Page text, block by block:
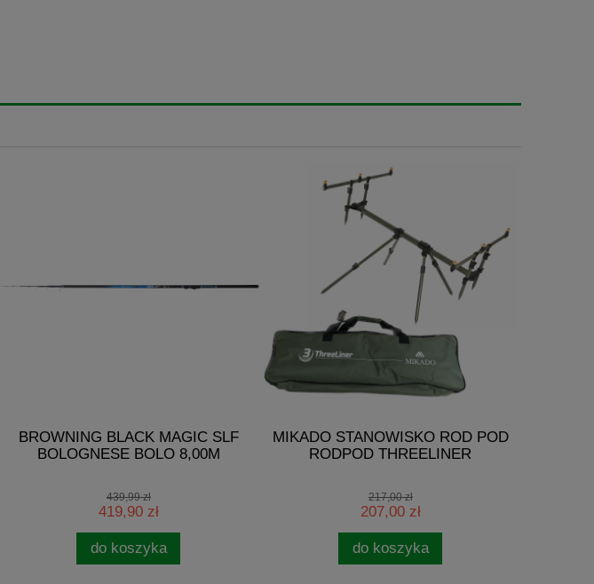
BROWNING BLACK MAGIC SLF
BOLOGNESE BOLO 8,00M
439,99 zł
419,90 zł
do koszyka
MIKADO STANOWISKO ROD POD
RODPOD THREELINER
217,00 zł
207,00 zł
do koszyka